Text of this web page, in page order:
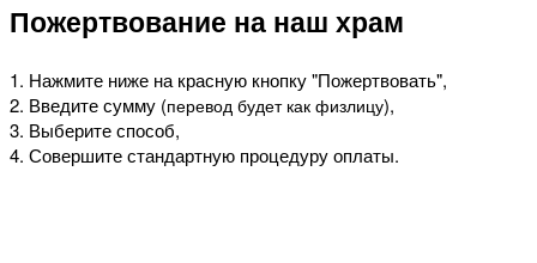
Пожертвование на наш храм
1. Нажмите ниже на красную кнопку "Пожертвовать",
2. Введите сумму (перевод будет как физлицу),
3. Выберите способ,
4. Совершите стандартную процедуру оплаты.